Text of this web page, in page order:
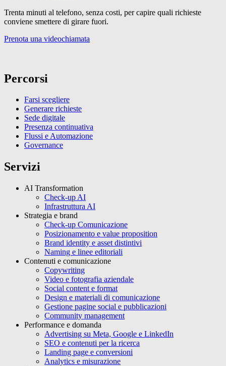
Trenta minuti al telefono, senza costi, per capire quali richieste
conviene smettere di girare fuori.
Prenota una videochiamata
Percorsi
Farsi scegliere
Generare richieste
Sede digitale
Presenza continuativa
Flussi e Automazione
Governance
Servizi
AI Transformation
Check-up AI
Infrastruttura AI
Strategia e brand
Check-up Comunicazione
Posizionamento e value proposition
Brand identity e asset distintivi
Naming e linee editoriali
Contenuti e comunicazione
Copywriting
Video e fotografia aziendale
Social content e format
Design e materiali di comunicazione
Gestione pagine social e pubblicazioni
Community management
Performance e domanda
Advertising su Meta, Google e LinkedIn
SEO e contenuti per la ricerca
Landing page e conversioni
Analytics e misurazione